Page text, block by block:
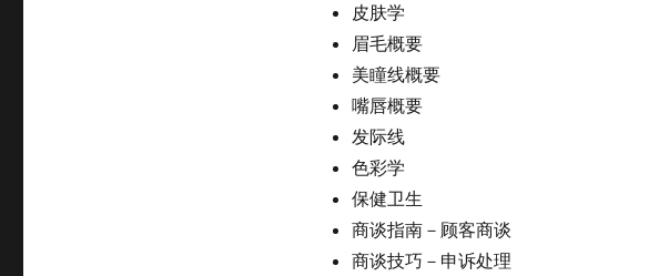
皮肤学
眉毛概要
美瞳线概要
嘴唇概要
发际线
色彩学
保健卫生
商谈指南－顾客商谈
商谈技巧－申诉处理